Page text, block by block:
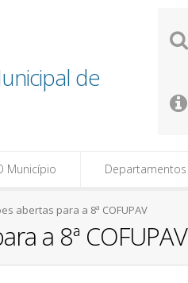
de
Município Departamentos
abertas para a 8ª COFUPAV
a 8ª COFUPAV